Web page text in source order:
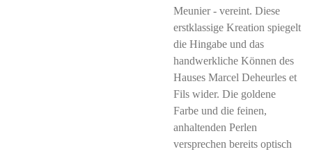
Meunier - vereint. Diese
erstklassige Kreation spiegelt
die Hingabe und das
handwerkliche Können des
Hauses Marcel Deheurles et
Fils wider. Die goldene
Farbe und die feinen,
anhaltenden Perlen
versprechen bereits optisch